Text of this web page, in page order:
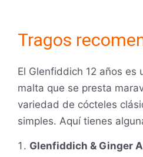
Tragos
El Glenfiddich 12 años es
malta que se presta
variedad de cócteles
simples. Aquí tienes
Glenfiddich & Ginger